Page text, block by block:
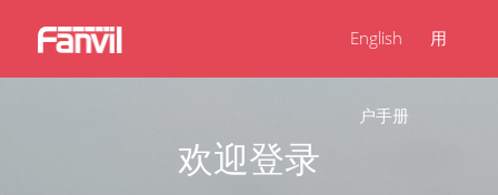
English 用
户手册
欢迎登录